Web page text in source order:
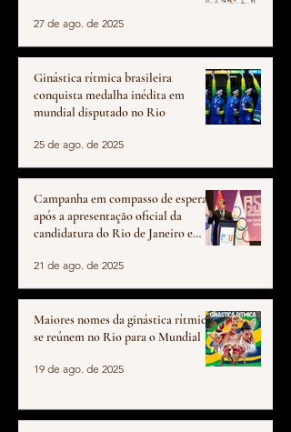
27 de ago. de 2025
Ginástica rítmica brasileira
conquista medalha inédita em
mundial disputado no Rio
25 de ago. de 2025
Campanha em compasso de espera
após a apresentação oficial da
candidatura do Rio de Janeiro e
21 de ago. de 2025
Maiores nomes da ginástica rítmica
se reúnem no Rio para o Mundial
19 de ago. de 2025